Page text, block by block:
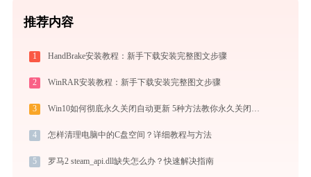
推荐内容
1 HandBrake安装教程：新手下载安装完整图文步骤
2 WinRAR安装教程：新手下载安装完整图文步骤
3 Win10如何彻底永久关闭自动更新 5种方法教你永久关闭win10自动更新
4 怎样清理电脑中的C盘空间？详细教程与方法
5 罗马2 steam_api.dll缺失怎么办？快速解决指南